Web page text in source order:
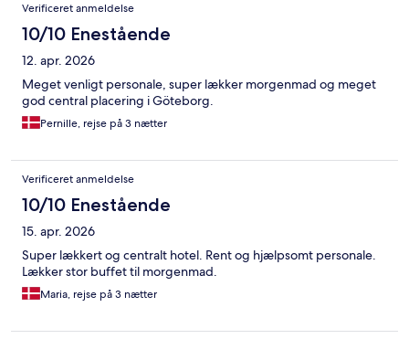
Verificeret anmeldelse
10/10 Enestående
12. apr. 2026
Meget venligt personale, super lækker morgenmad og meget
god central placering i Göteborg.
Pernille, rejse på 3 nætter
Verificeret anmeldelse
10/10 Enestående
15. apr. 2026
Super lækkert og centralt hotel. Rent og hjælpsomt personale.
Lækker stor buffet til morgenmad.
Maria, rejse på 3 nætter